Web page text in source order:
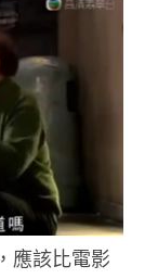
應該比電影